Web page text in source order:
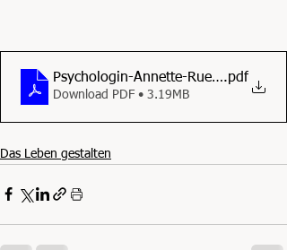
Psychologin-Annette-Ruemmele-
.pdf
Download PDF • 3.19MB
Das Leben gestalten